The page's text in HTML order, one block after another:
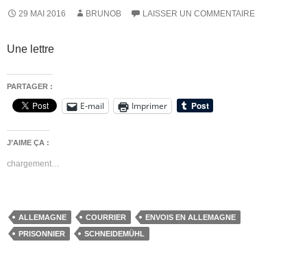
29 MAI 2016 BRUNOB LAISSER UN COMMENTAIRE
Une lettre
PARTAGER :
E-mail Imprimer
J’AIME ÇA :
chargement…
ALLEMAGNE COURRIER
ENVOIS EN ALLEMAGNE
PRISONNIER
SCHNEIDEMÜHL